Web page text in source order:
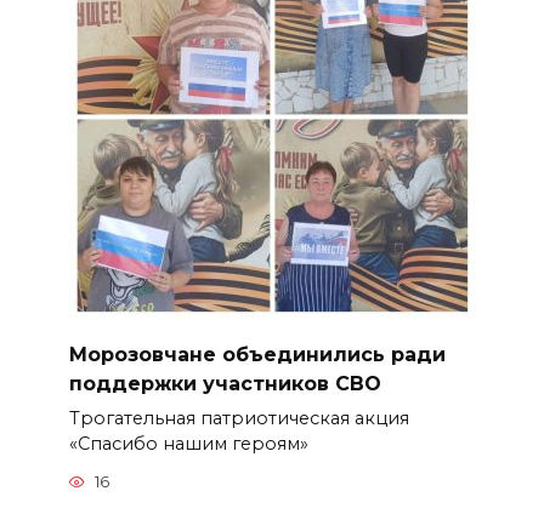
Морозовчане объединились ради
поддержки участников СВО
Трогательная патриотическая акция
«Спасибо нашим героям»
16